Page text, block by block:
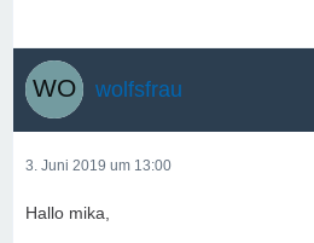
wolfsfrau
3. Juni 2019 um 13:00
Hallo mika,